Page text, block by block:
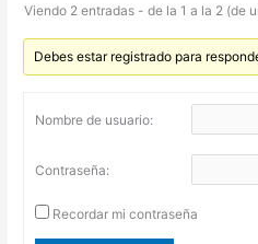
Viendo 2 entradas - de la 1 a la 2 (de
Debes estar registrado para
Nombre de usuario:
Contraseña:
Recordar mi contraseña